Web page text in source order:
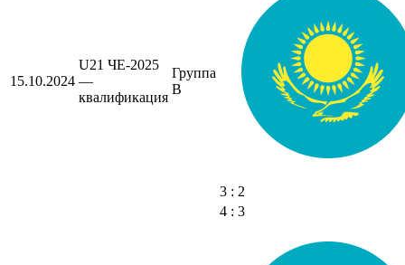
15.10.2024
U21 ЧЕ-2025
—
квалификация
Группа
B
3 : 2
4 : 3